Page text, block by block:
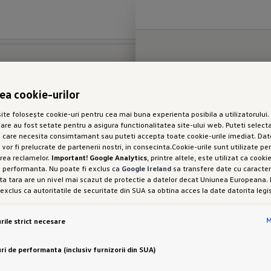
Anumite autovehicule din
opţionale, disponibile
reprezintă informaţii cu
de a efectua modificări
TVA şi sunt supuse
şi oferte
accesorii
partener service
de salvare
Contact
Impressum
Sitemap
cookie-urilor
folosește cookie-uri pentru cea mai buna experienta posibila a utilizatorului.
au fost setate pentru a asigura functionalitatea site-ului web. Puteti
care necesita consimtamant sau puteti accepta toate cookie-urile imediat.
fi prelucrate de partenerii nostri, in consecinta.Cookie-urile sunt utilizate
reclamelor. Important! Google Analytics, printre altele, este utilizat ca
performanta. Nu poate fi exclus ca Google Ireland sa transfere date cu
tara are un nivel mai scazut de protectie a datelor decat Uniunea Europeana.
ca autoritatile de securitate din SUA sa obtina acces la date datorita
expres, cu acest transfer de date, in conformitate cu articolul 49 alineatul
este responsabila pentru acest site web și pentru cookie-uri. Puteti gasi mai
cookie-uri in politica de cookie-uri sau in setarile cookie-urilor. Veti gasi
strict necesare
de performanta (inclusiv furnizorii din SUA)